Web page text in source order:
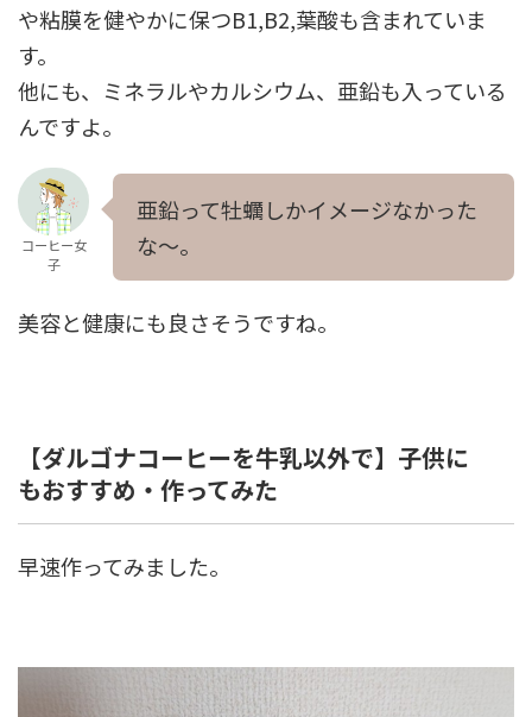
や粘膜を健やかに保つB1,B2,葉酸も含まれていま
す。
他にも、ミネラルやカルシウム、亜鉛も入っている
んですよ。
コーヒー女
子
亜鉛って牡蠣しかイメージなかった
な～。
美容と健康にも良さそうですね。
【ダルゴナコーヒーを牛乳以外で】子供に
もおすすめ・作ってみた
早速作ってみました。